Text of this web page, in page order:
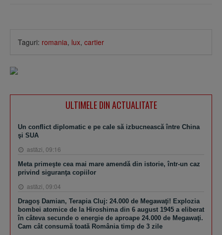
Taguri: romania, lux, cartier
ULTIMELE DIN ACTUALITATE
Un conflict diplomatic e pe cale să izbucnească între China
şi SUA
astăzi, 09:16
Meta primeşte cea mai mare amendă din istorie, într-un caz
privind siguranţa copiilor
astăzi, 09:04
Dragoş Damian, Terapia Cluj: 24.000 de Megawaţi! Explozia
bombei atomice de la Hiroshima din 6 august 1945 a eliberat
în câteva secunde o energie de aproape 24.000 de Megawaţi.
Cam cât consumă toată România timp de 3 zile